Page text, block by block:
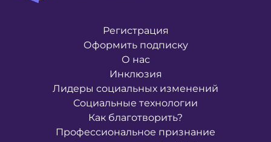
Регистрация
Оформить подписку
О нас
Инклюзия
Лидеры социальных изменений
Социальные технологии
Как благотворить?
Профессиональное признание